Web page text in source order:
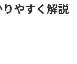
やすく解説